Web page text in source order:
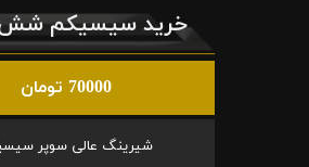
خرید سیسیکم شش
70000 تومان
شیرینگ عالی سوپر